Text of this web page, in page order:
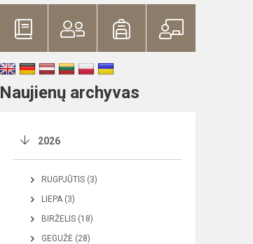
Naujienų archyvas
2026
RUGPJŪTIS (3)
LIEPA (3)
BIRŽELIS (18)
GEGUŽĖ (28)